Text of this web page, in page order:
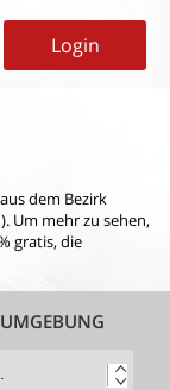
Login
dem Bezirk
Um mehr zu sehen,
gratis, die